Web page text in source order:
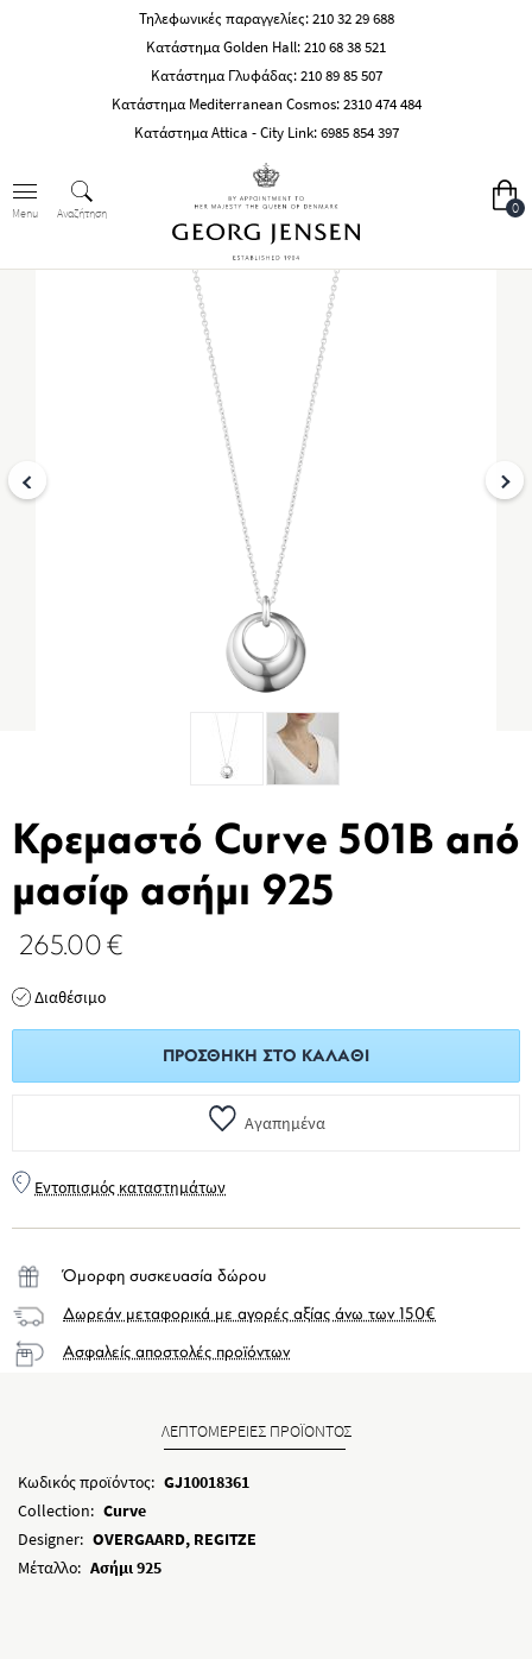
Τηλεφωνικές παραγγελίες:210 32 29 688
Κατάστημα Golden Hall:210 68 38 521
Κατάστημα Γλυφάδας:210 89 85 507
Κατάστημα Mediterranean Cosmos:2310 474 484
Κατάστημα Attica - City Link:6985 854 397
Menu Αναζήτηση 0
Κρεμαστό Curve 501B από
μασίφ ασήμι 925
265.00 €
Διαθέσιμο
ΠΡΟΣΘΉΚΗ ΣΤΟ ΚΑΛΆΘΙ
Αγαπημένα
Εντοπισμός καταστημάτων
Όμορφη συσκευασία δώρου
Δωρεάν μεταφορικά με αγορές αξίας άνω των 150€
Ασφαλείς αποστολές προϊόντων
ΛΕΠΤΟΜΕΡΕΙΕΣ ΠΡΟΪΟΝΤΟΣ
Κωδικός προϊόντος: GJ10018361
Collection: Curve
Designer: OVERGAARD, REGITZE
Μέταλλο: Ασήμι 925